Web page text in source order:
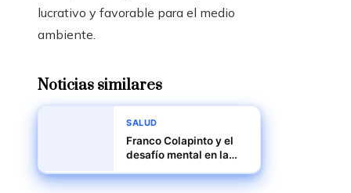
lucrativo y favorable para el medio
ambiente.
Noticias similares
SALUD
Franco Colapinto y el
desafío mental en la
entre presión y